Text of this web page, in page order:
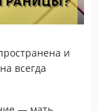
и
всегда